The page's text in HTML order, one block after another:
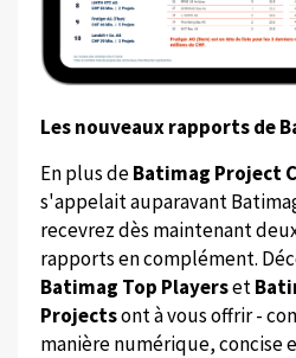
Les nouveaux rapports de
En plus deBatimag Project
s'appelait auparavant
recevrez dès maintenant
rapports en complément.
Batimag Top Playerset
Projectsont à vous offrir -
manière numérique, concise